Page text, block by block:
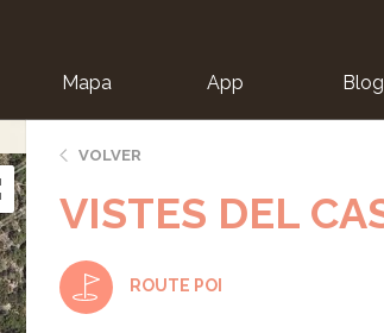
Mapa App Blog
VOLVER
VISTES DEL
ROUTE POI